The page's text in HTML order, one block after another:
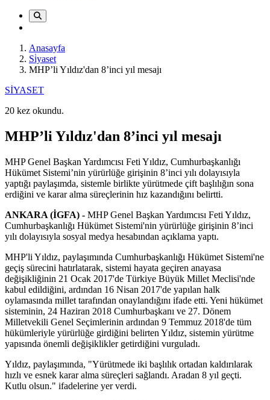
Anasayfa
Si̇yaset
MHP’li Yıldız'dan 8’inci yıl mesajı
SİYASET
20 kez okundu.
MHP’li Yıldız'dan 8’inci yıl mesajı
MHP Genel Başkan Yardımcısı Feti Yıldız, Cumhurbaşkanlığı
Hükümet Sistemi’nin yürürlüğe girişinin 8’inci yılı dolayısıyla
yaptığı paylaşımda, sistemle birlikte yürütmede çift başlılığın sona
erdiğini ve karar alma süreçlerinin hız kazandığını belirtti.
ANKARA (İGFA) - MHP Genel Başkan Yardımcısı Feti Yıldız,
Cumhurbaşkanlığı Hükümet Sistemi'nin yürürlüğe girişinin 8’inci
yılı dolayısıyla sosyal medya hesabından açıklama yaptı.
MHP'li Yıldız, paylaşımında Cumhurbaşkanlığı Hükümet Sistemi'ne
geçiş sürecini hatırlatarak, sistemi hayata geçiren anayasa
değişikliğinin 21 Ocak 2017'de Türkiye Büyük Millet Meclisi'nde
kabul edildiğini, ardından 16 Nisan 2017'de yapılan halk
oylamasında millet tarafından onaylandığını ifade etti. Yeni hükümet
sisteminin, 24 Haziran 2018 Cumhurbaşkanı ve 27. Dönem
Milletvekili Genel Seçimlerinin ardından 9 Temmuz 2018'de tüm
hükümleriyle yürürlüğe girdiğini belirten Yıldız, sistemin yürütme
yapısında önemli değişiklikler getirdiğini vurguladı.
Yıldız, paylaşımında, "Yürütmede iki başlılık ortadan kaldırılarak
hızlı ve esnek karar alma süreçleri sağlandı. Aradan 8 yıl geçti.
Kutlu olsun." ifadelerine yer verdi.